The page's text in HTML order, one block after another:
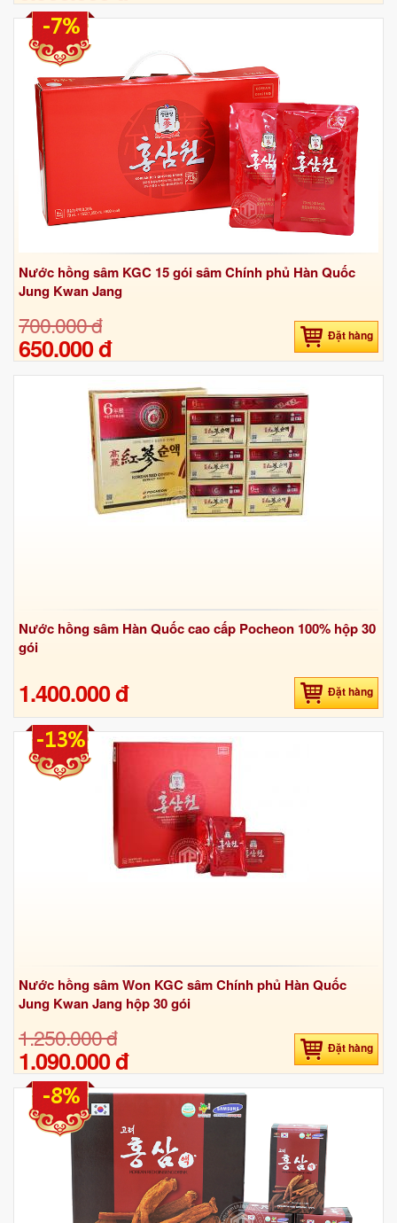
Nước hồng sâm KGC 15 gói sâm Chính phủ Hàn Quốc
Jung Kwan Jang
700.000 đ
650.000 đ Đặt hàng
-7%
Nước hồng sâm Hàn Quốc cao cấp Pocheon 100% hộp 30
gói
1.400.000 đ Đặt hàng
Nước hồng sâm Won KGC sâm Chính phủ Hàn Quốc
Jung Kwan Jang hộp 30 gói
1.250.000 đ
1.090.000 đ Đặt hàng
-13%
-8%